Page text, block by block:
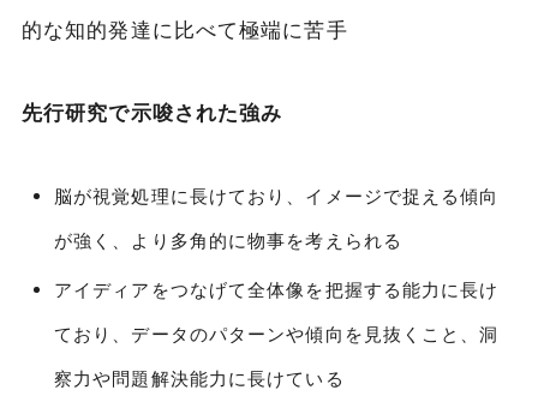
的な知的発達に比べて極端に苦手
先行研究で示唆された強み
脳が視覚処理に長けており、イメージで捉える傾向
が強く、より多角的に物事を考えられる
アイディアをつなげて全体像を把握する能力に長け
ており、データのパターンや傾向を見抜くこと、洞
察力や問題解決能力に長けている